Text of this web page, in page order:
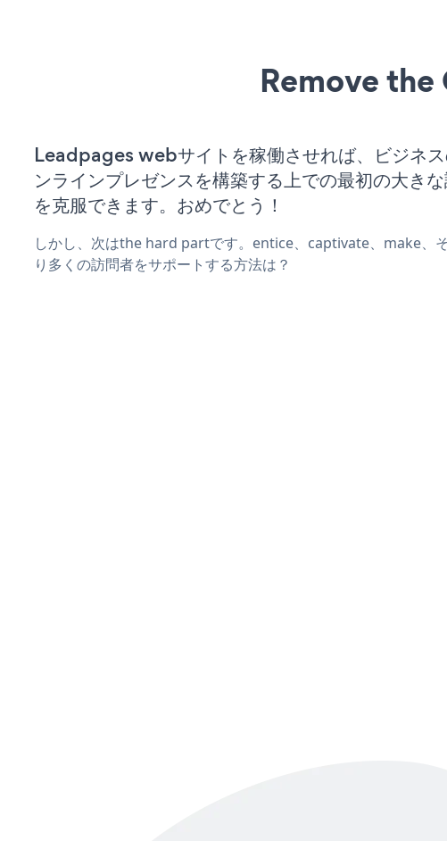
Remove
Leadpages webサイトを稼働させれば、ビジネ
ンラインプレゼンスを構築する上での最初の大き
を克服できます。おめでとう！
しかし、次はthe hard partです。entice、captivate、make、
り多くの訪問者をサポートする方法は？